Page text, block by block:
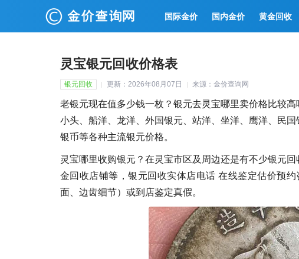
国际金价 国内金价 黄金回收
灵宝银元回收价格表
银元回收 更新：2026年08月07日 来源：金价查询网
老银元现在值多少钱一枚？银元去灵宝哪里卖价格比较
小头、船洋、龙洋、外国银元、站洋、坐洋、鹰洋、民
银币等各种主流银元价格。
灵宝哪里收购银元？在灵宝市区及周边还是有不少银元
金回收店铺等，银元回收实体店电话 在线鉴定估价预约
面、边齿细节）或到店鉴定真假。